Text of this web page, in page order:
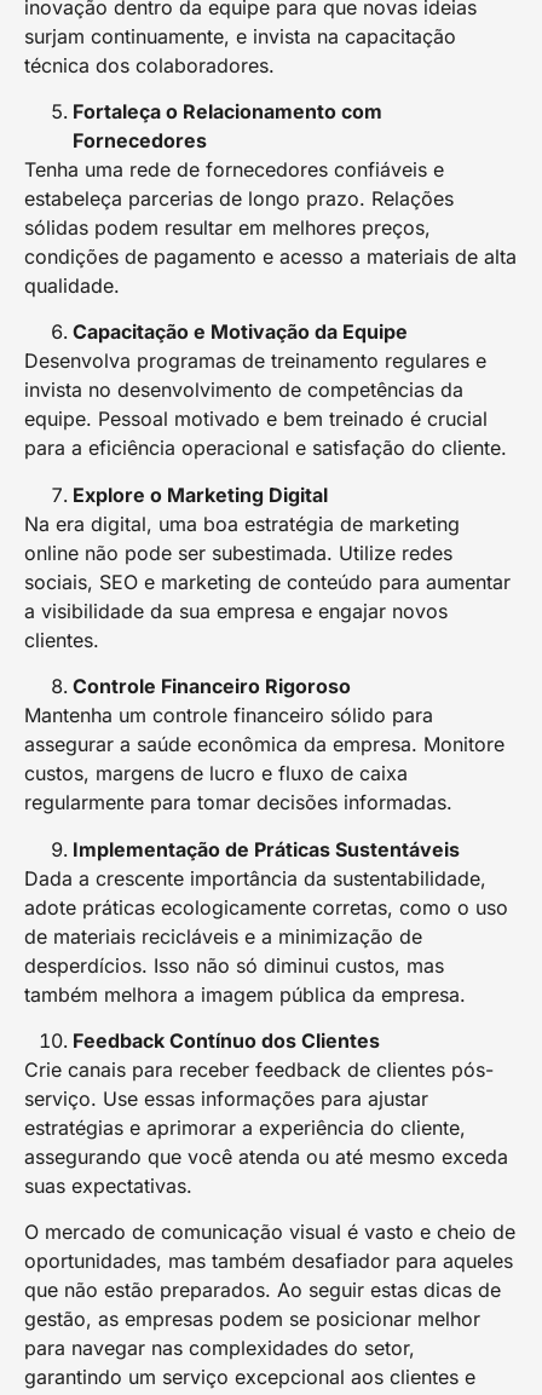
inovação dentro da equipe para que novas ideias
surjam continuamente, e invista na capacitação
técnica dos colaboradores.
Fortaleça o Relacionamento com
Fornecedores
Tenha uma rede de fornecedores confiáveis e
estabeleça parcerias de longo prazo. Relações
sólidas podem resultar em melhores preços,
condições de pagamento e acesso a materiais de alta
qualidade.
Capacitação e Motivação da Equipe
Desenvolva programas de treinamento regulares e
invista no desenvolvimento de competências da
equipe. Pessoal motivado e bem treinado é crucial
para a eficiência operacional e satisfação do cliente.
Explore o Marketing Digital
Na era digital, uma boa estratégia de marketing
online não pode ser subestimada. Utilize redes
sociais, SEO e marketing de conteúdo para aumentar
a visibilidade da sua empresa e engajar novos
clientes.
Controle Financeiro Rigoroso
Mantenha um controle financeiro sólido para
assegurar a saúde econômica da empresa. Monitore
custos, margens de lucro e fluxo de caixa
regularmente para tomar decisões informadas.
Implementação de Práticas Sustentáveis
Dada a crescente importância da sustentabilidade,
adote práticas ecologicamente corretas, como o uso
de materiais recicláveis e a minimização de
desperdícios. Isso não só diminui custos, mas
também melhora a imagem pública da empresa.
Feedback Contínuo dos Clientes
Crie canais para receber feedback de clientes pós-
serviço. Use essas informações para ajustar
estratégias e aprimorar a experiência do cliente,
assegurando que você atenda ou até mesmo exceda
suas expectativas.
O mercado de comunicação visual é vasto e cheio de
oportunidades, mas também desafiador para aqueles
que não estão preparados. Ao seguir estas dicas de
gestão, as empresas podem se posicionar melhor
para navegar nas complexidades do setor,
garantindo um serviço excepcional aos clientes e